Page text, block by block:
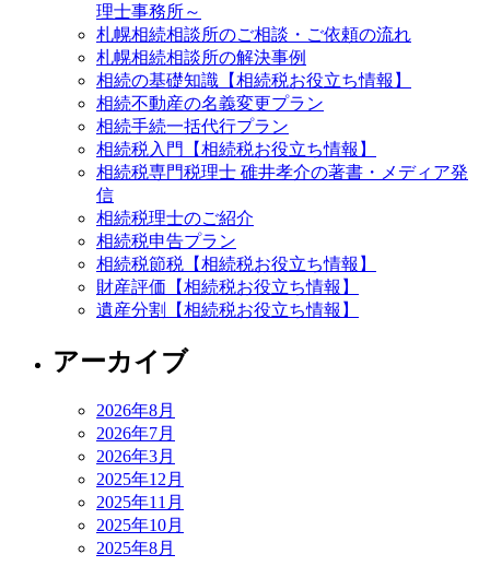
理士事務所～
札幌相続相談所のご相談・ご依頼の流れ
札幌相続相談所の解決事例
相続の基礎知識【相続税お役立ち情報】
相続不動産の名義変更プラン
相続手続一括代行プラン
相続税入門【相続税お役立ち情報】
相続税専門税理士 碓井孝介の著書・メディア発
信
相続税理士のご紹介
相続税申告プラン
相続税節税【相続税お役立ち情報】
財産評価【相続税お役立ち情報】
遺産分割【相続税お役立ち情報】
アーカイブ
2026年8月
2026年7月
2026年3月
2025年12月
2025年11月
2025年10月
2025年8月